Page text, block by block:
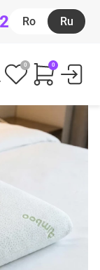
Ro Ru
0 0